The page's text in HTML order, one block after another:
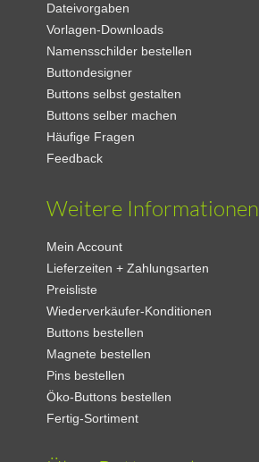
Dateivorgaben
Vorlagen-Downloads
Namensschilder bestellen
Buttondesigner
Buttons selbst gestalten
Buttons selber machen
Häufige Fragen
Feedback
Weitere Informationen
Mein Account
Lieferzeiten + Zahlungsarten
Preisliste
Wiederverkäufer-Konditionen
Buttons bestellen
Magnete bestellen
Pins bestellen
Öko-Buttons bestellen
Fertig-Sortiment